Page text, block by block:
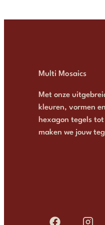
Multi Mosaics
Met onze
kleuren, vormen
hexagon tegels
maken we jouw